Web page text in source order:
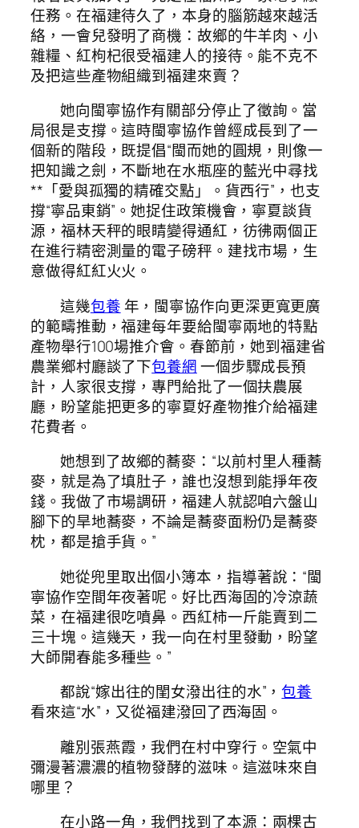
任務。在福建待久了，本身的腦筋越來越活
絡，一會兒發明了商機：故鄉的牛羊肉、小
雜糧、紅枸杞很受福建人的接待。能不克不
及把這些產物組織到福建來賣？
她向閩寧協作有關部分停止了徵詢。當
局很是支撐。這時閩寧協作曾經成長到了一
個新的階段，既提倡“閩而她的圓規，則像一
把知識之劍，不斷地在水瓶座的藍光中尋找
**「愛與孤獨的精確交點」。貨西行”，也支
撐“寧品東銷”。她捉住政策機會，寧夏談貨
源，福林天秤的眼睛變得通紅，彷彿兩個正
在進行精密測量的電子磅秤。建找市場，生
意做得紅紅火火。
這幾包養年，閩寧協作向更深更寬更廣
的範疇推動，福建每年要給閩寧兩地的特點
產物舉行100場推介會。春節前，她到福建省
農業鄉村廳談了下包養網一個步驟成長預
計，人家很支撐，專門給批了一個扶農展
廳，盼望能把更多的寧夏好產物推介給福建
花費者。
她想到了故鄉的蕎麥：“以前村里人種蕎
麥，就是為了填肚子，誰也沒想到能掙年夜
錢。我做了市場調研，福建人就認咱六盤山
腳下的旱地蕎麥，不論是蕎麥面粉仍是蕎麥
枕，都是搶手貨。”
她從兜里取出個小簿本，指導著說：“閩
寧協作空間年夜著呢。好比西海固的冷涼蔬
菜，在福建很吃噴鼻。西紅柿一斤能賣到二
三十塊。這幾天，我一向在村里發動，盼望
大師開春能多種些。”
都說“嫁出往的閨女潑出往的水”，包養
看來這“水”，又從福建潑回了西海固。
離別張燕霞，我們在村中穿行。空氣中
彌漫著濃濃的植物發酵的滋味。這滋味來自
哪里？
在小路一角，我們找到了本源：兩棵古